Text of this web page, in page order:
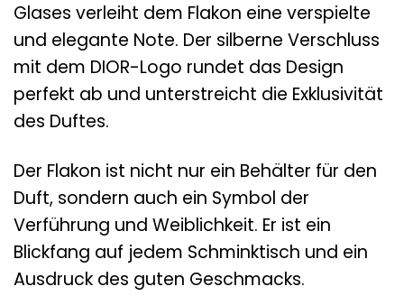
Glases verleiht dem Flakon eine verspielte
und elegante Note. Der silberne Verschluss
mit dem DIOR-Logo rundet das Design
perfekt ab und unterstreicht die Exklusivität
des Duftes.
Der Flakon ist nicht nur ein Behälter für den
Duft, sondern auch ein Symbol der
Verführung und Weiblichkeit. Er ist ein
Blickfang auf jedem Schminktisch und ein
Ausdruck des guten Geschmacks.